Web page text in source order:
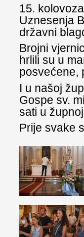
15.
Uznesenja
državni
Brojni
hrlili su u
posvećene,
I u našoj
Gospe sv.
sati u
Prije svake